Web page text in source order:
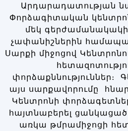
Արդարադատության
Փորձագիտական
մեկ
չափանիշներին
Սարքի միջոցով
փորձաքննություններ։
այս սարքավորումը
Կենտրոնի
հայտնաբերել
առկա թմրամիջոցի